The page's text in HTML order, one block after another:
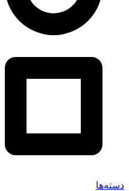
دسته‌ها